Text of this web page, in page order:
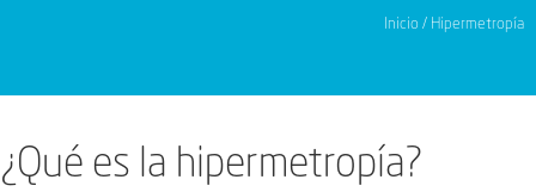
Inicio / Hipermetropía
¿Qué es la hipermetropía?